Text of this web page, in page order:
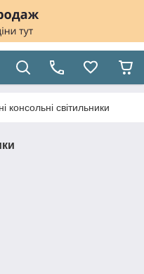
консольні світильники